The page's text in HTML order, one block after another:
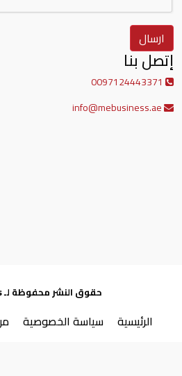
ارسال
إتصل بنا
حقوق النشر محفوظة لـ MeBusiness
الرئيسية سياسة الخصوصية